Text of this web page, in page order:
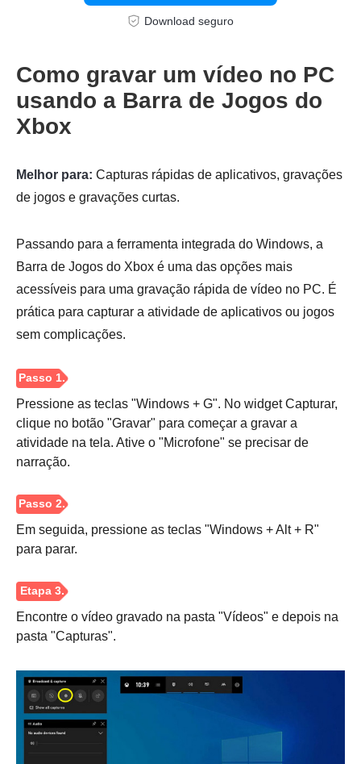
Passo 4.
Download seguro
Como gravar um vídeo no PC
usando a Barra de Jogos do
Xbox
Melhor para: Capturas rápidas de aplicativos, gravações
de jogos e gravações curtas.
Passando para a ferramenta integrada do Windows, a
Barra de Jogos do Xbox é uma das opções mais
acessíveis para uma gravação rápida de vídeo no PC. É
prática para capturar a atividade de aplicativos ou jogos
sem complicações.
Pressione as teclas "Windows + G". No widget Capturar,
clique no botão "Gravar" para começar a gravar a
atividade na tela. Ative o "Microfone" se precisar de
narração.
Em seguida, pressione as teclas "Windows + Alt + R"
para parar.
Encontre o vídeo gravado na pasta "Vídeos" e depois na
pasta "Capturas".